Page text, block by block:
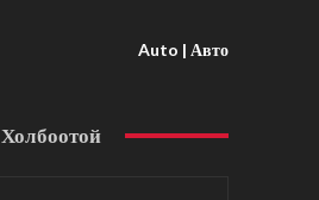
Auto | Авто
Холбоотой